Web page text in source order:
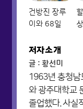
건방진 장루
이와 68일
저자소개
글 : 황선미
1963년 충청남
와 광주대학교
졸업했다. 사실